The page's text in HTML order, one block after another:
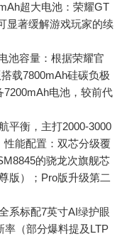
超大电池：荣耀GT
显著缓解游戏玩家的续
池容量：根据荣耀官
载7800mAh硅碳负极
电池，较前代
平衡，主打2000-3000
性能配置：双芯分级覆
的骁龙次旗舰芯
版）；Pro版升级第二
系标配7英寸AI绿护眼
率（部分爆料提及LTP